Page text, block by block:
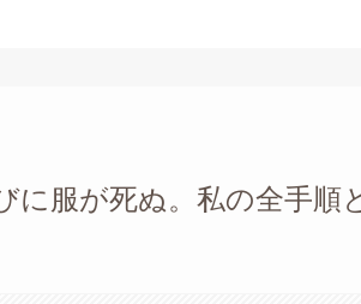
に服が死ぬ。私の全手順